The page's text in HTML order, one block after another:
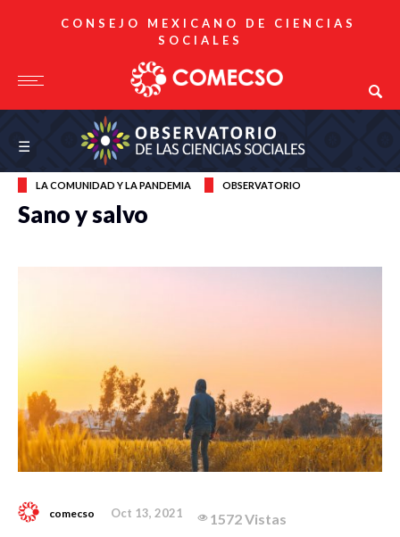
CONSEJO MEXICANO DE CIENCIAS
SOCIALES
Observatorio de las Ciencias Sociales
☰
LA COMUNIDAD Y LA PANDEMIA OBSERVATORIO
Sano y salvo
comecso Oct 13, 2021 1572 Vistas